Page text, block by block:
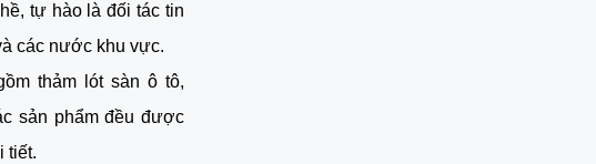
tự hào là đối tác tin
các nước khu vực.
thảm lót sàn ô tô,
sản phẩm đều được
tiết.